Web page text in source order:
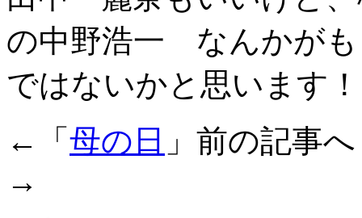
の中野浩一 なんかがも
ではないかと思います！
←「 母の日 」前の記
→